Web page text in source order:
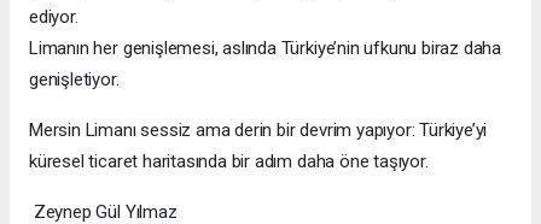
ediyor.
Limanın her genişlemesi, aslında Türkiye’nin ufkunu biraz daha
genişletiyor.
Mersin Limanı sessiz ama derin bir devrim yapıyor: Türkiye’yi
küresel ticaret haritasında bir adım daha öne taşıyor.
Zeynep Gül Yılmaz